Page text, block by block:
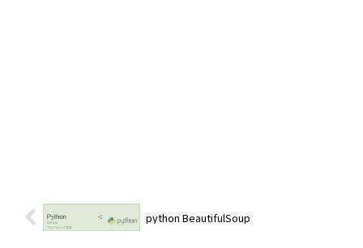
python BeautifulSoup